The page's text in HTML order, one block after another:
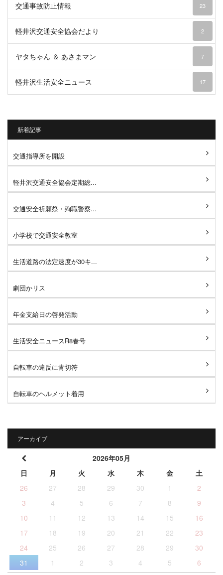
交通事故防止情報 23
軽井沢交通安全協会だより 2
ヤタちゃん ＆ あさまマン 7
軽井沢生活安全ニュース 17
新着記事
交通指導所を開設
軽井沢交通安全協会定期総...
交通安全祈願祭・殉職警察...
小学校で交通安全教室
生活道路の法定速度が30キ...
劇団かリス
年金支給日の啓発活動
生活安全ニュースR8春号
自転車の違反に青切符
自転車のヘルメット着用
アーカイブ
2026年05月
日
月 火 水 木 金
土
26
27 28 29 30 1
2
3
4 5 6 7 8
9
10
11 12 13 14 15
16
17
18 19 20 21 22
23
24
25 26 27 28 29
30
31
1 2 3 4 5 6